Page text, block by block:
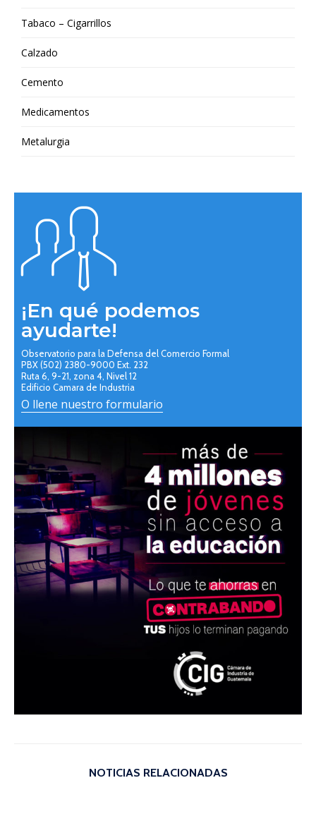
Tabaco – Cigarrillos
Calzado
Cemento
Medicamentos
Metalurgia
¡En qué podemos
ayudarte!
Observatorio para la Defensa del Comercio Formal
PBX (502) 2380-9000 Ext. 232
Ruta 6, 9-21, zona 4, Nivel 12
Edificio Camara de Industria
O llene nuestro formulario
NOTICIAS RELACIONADAS